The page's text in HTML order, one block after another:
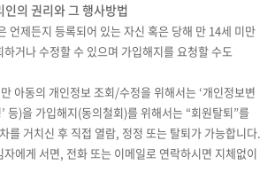
의 권리와 그 행사방법
언제든지 등록되어 있는 자신 혹은 당해 만 14세 미만
거나 수정할 수 있으며 가입해지를 요청할 수도
아동의 개인정보 조회/수정을 위해서는 ‘개인정보변
등)을 가입해지(동의철회)를 위해서는 “회원탈퇴”를
를 거치신 후 직접 열람, 정정 또는 탈퇴가 가능합니다.
에게 서면, 전화 또는 이메일로 연락하시면 지체없이